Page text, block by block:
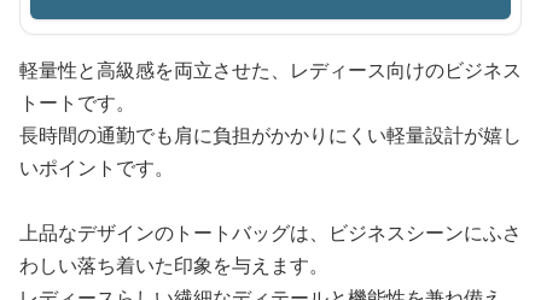
軽量性と高級感を両立させた、レディース向けのビジネス
トートです。
長時間の通勤でも肩に負担がかかりにくい軽量設計が嬉し
いポイントです。
上品なデザインのトートバッグは、ビジネスシーンにふさ
わしい落ち着いた印象を与えます。